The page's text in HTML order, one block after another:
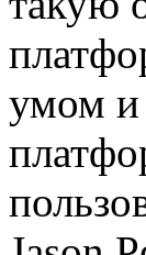
умом и